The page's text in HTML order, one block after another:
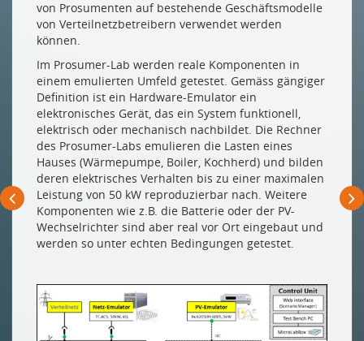
von Prosumenten auf bestehende Geschäftsmodelle
von Verteilnetzbetreibern verwendet werden
können.
Im Prosumer-Lab werden reale Komponenten in
einem emulierten Umfeld getestet. Gemäss gängiger
Definition ist ein Hardware-Emulator ein
elektronisches Gerät, das ein System funktionell,
elektrisch oder mechanisch nachbildet. Die Rechner
des Prosumer-Labs emulieren die Lasten eines
Hauses (Wärmepumpe, Boiler, Kochherd) und bilden
deren elektrisches Verhalten bis zu einer maximalen
Leistung von 50 kW reproduzierbar nach. Weitere
Komponenten wie z.B. die Batterie oder der PV-
Wechselrichter sind aber real vor Ort eingebaut und
werden so unter echten Bedingungen getestet.